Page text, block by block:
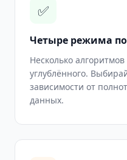
✅
Четыре режима
Несколько
углублённого.
зависимости от
данных.